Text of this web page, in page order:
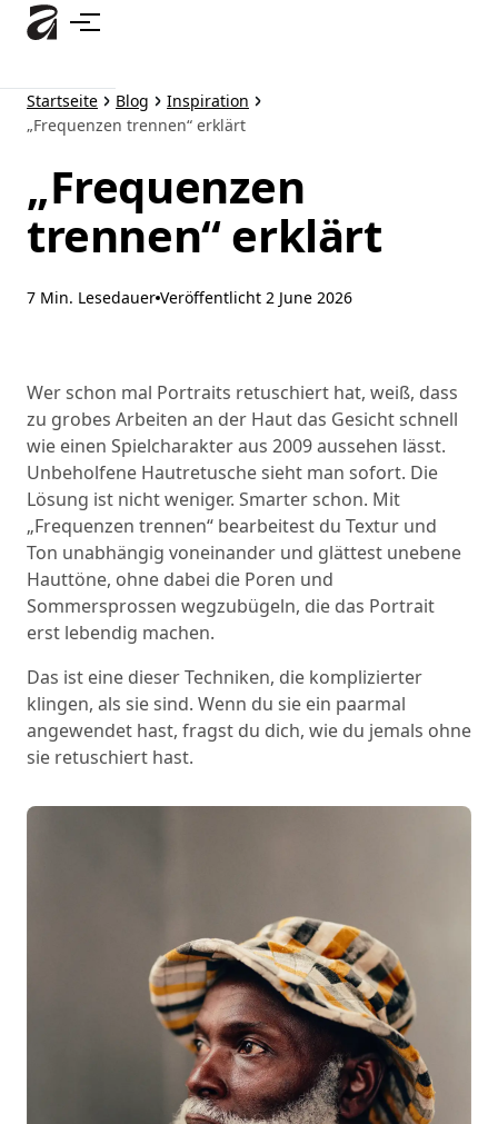
Zum
Hauptinhalt
Startseite Blog
Inspiration
„Frequenzen trennen“ erklärt
„Frequenzen
trennen“ erklärt
7 Min. Lesedauer Veröffentlicht 2 June 2026
Wer schon mal Portraits retuschiert hat, weiß, dass
zu grobes Arbeiten an der Haut das Gesicht schnell
wie einen Spielcharakter aus 2009 aussehen lässt.
Unbeholfene Hautretusche sieht man sofort. Die
Lösung ist nicht weniger. Smarter schon. Mit
„Frequenzen trennen“ bearbeitest du Textur und
Ton unabhängig voneinander und glättest unebene
Hauttöne, ohne dabei die Poren und
Sommersprossen wegzubügeln, die das Portrait
erst lebendig machen.
Das ist eine dieser Techniken, die komplizierter
klingen, als sie sind. Wenn du sie ein paarmal
angewendet hast, fragst du dich, wie du jemals ohne
sie retuschiert hast.